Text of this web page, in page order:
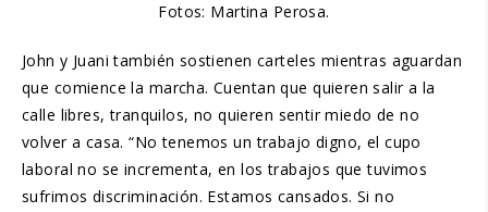
Fotos: Martina Perosa.
John y Juani también sostienen carteles mientras aguardan
que comience la marcha. Cuentan que quieren salir a la
calle libres, tranquilos, no quieren sentir miedo de no
volver a casa. “No tenemos un trabajo digno, el cupo
laboral no se incrementa, en los trabajos que tuvimos
sufrimos discriminación. Estamos cansados. Si no